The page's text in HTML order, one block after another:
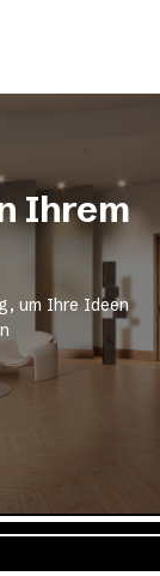
Ihrem
um Ihre Ideen